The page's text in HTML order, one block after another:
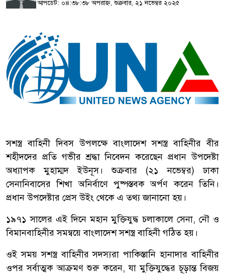
আপডেট: ০৪:৩৮:৩৮ অপরাহ্ন, শুক্রবার, ২১ নভেম্বর ২০২৫
সশস্ত্র বাহিনী দিবস উপলক্ষে বাংলাদেশ সশস্ত্র বাহিনীর বীর
শহীদদের প্রতি গভীর শ্রদ্ধা নিবেদন করেছেন প্রধান উপদেষ্টা
অধ্যাপক মুহাম্মদ ইউনূস। শুক্রবার (২১ নভেম্বর) ঢাকা
সেনানিবাসের শিখা অনির্বাণে পুষ্পস্তবক অর্পণ করেন তিনি।
প্রধান উপদেষ্টার প্রেস উইং থেকে এ তথ্য জানানো হয়।
১৯৭১ সালের এই দিনে মহান মুক্তিযুদ্ধ চলাকালে সেনা, নৌ ও
বিমানবাহিনীর সমন্বয়ে বাংলাদেশ সশস্ত্র বাহিনী গঠিত হয়।
ওই সময় সশস্ত্র বাহিনীর সদস্যরা পাকিস্তানি হানাদার বাহিনীর
ওপর সর্বাত্মক আক্রমণ শুরু করেন, যা মুক্তিযুদ্ধের চূড়ান্ত বিজয়